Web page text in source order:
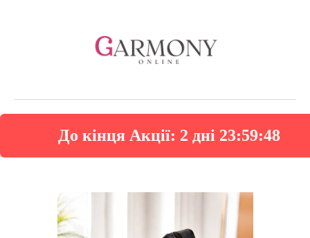
До кінця Акції: 2 дні 23:59:47